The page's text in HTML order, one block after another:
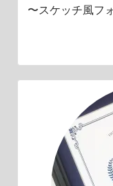
〜スケッチ風フ